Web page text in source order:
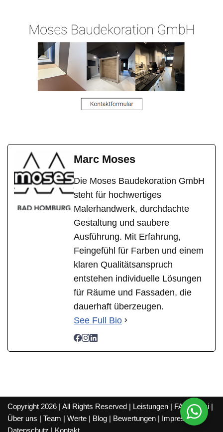
Marc Moses
Die Moses Baudekoration GmbH
steht für hochwertiges
Malerhandwerk, durchdachte
Gestaltung und saubere
Ausführung. Mit Erfahrung,
Feingefühl für Farben und einem
klaren Qualitätsanspruch
entstehen individuelle Lösungen
für Räume und Fassaden, die
dauerhaft überzeugen.
See Full Bio
Copyright 2026 | All Rights Reserved | Leistungen | FAQ|Wiki |
Über uns | Team | Werte | Blog | Bewertungen | Impressum|
Datenschutz | Kontakt